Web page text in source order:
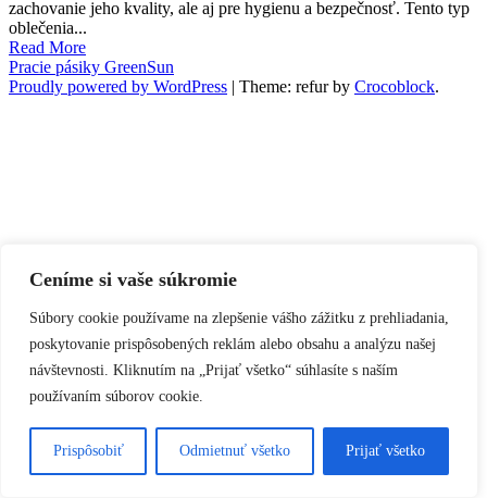
Ceníme si vaše súkromie
Súbory cookie používame na zlepšenie vášho zážitku z prehliadania,
poskytovanie prispôsobených reklám alebo obsahu a analýzu našej
návštevnosti. Kliknutím na „Prijať všetko“ súhlasíte s naším
používaním súborov cookie.
Prispôsobiť Odmietnuť všetko Prijať všetko
zachovanie jeho kvality, ale aj pre hygienu a bezpečnosť. Tento typ
oblečenia...
Read More
Pracie pásiky GreenSun
Proudly powered by WordPress | Theme: refur by Crocoblock.